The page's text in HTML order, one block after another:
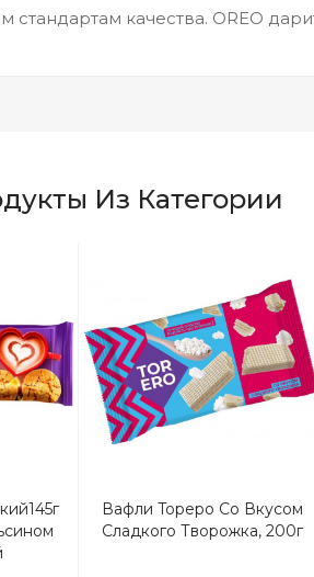
качества. OREO
Из Категории
Вафли Topepo Со Вкусом
Сладкого Творожка, 200г